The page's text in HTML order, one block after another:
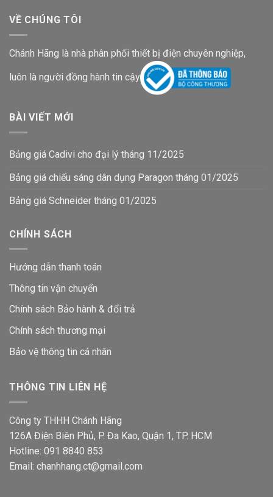
VỀ CHÚNG TÔI
Chánh Hãng là nhà phân phối thiết bị điện chuyên nghiệp,
luôn là người đồng hành tin cậy
BÀI VIẾT MỚI
Bảng giá Cadivi cho đại lý tháng 11/2025
Bảng giá chiếu sáng dân dụng Paragon tháng 01/2025
Bảng giá Schneider tháng 01/2025
CHÍNH SÁCH
Hướng dẫn thanh toán
Thông tin vận chuyển
Chính sách Bảo hành & đổi trả
Chính sách thương mại
Bảo vệ thông tin cá nhân
THÔNG TIN LIÊN HỆ
Công ty THHH Chánh Hãng
126A Điện Biên Phủ, P. Đa Kao, Quận 1, TP. HCM
Hotline: 091 8840 853
Email: chanhhang.ct@gmail.com